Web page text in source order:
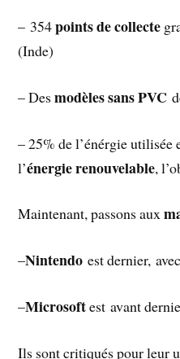
– 354points de collecte
(Inde)
– Desmodèles sans PVC
– 25% de l’énérgie utilisée
l’énergie renouvelable,
Maintenant, passons aux
–Nintendo est dernier,
–Microsoftest avant
Ils sont critiqués pour leur